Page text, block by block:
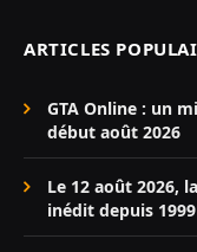
ARTICLES
GTA Online : un
début août 2026
Le 12 août 2026,
inédit depuis 1999